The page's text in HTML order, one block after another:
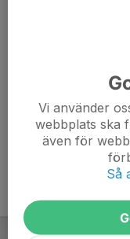
8. Korsnäs IF FK
9. Samuelsdals IF
Vi använder
webbplats ska
även för
Så